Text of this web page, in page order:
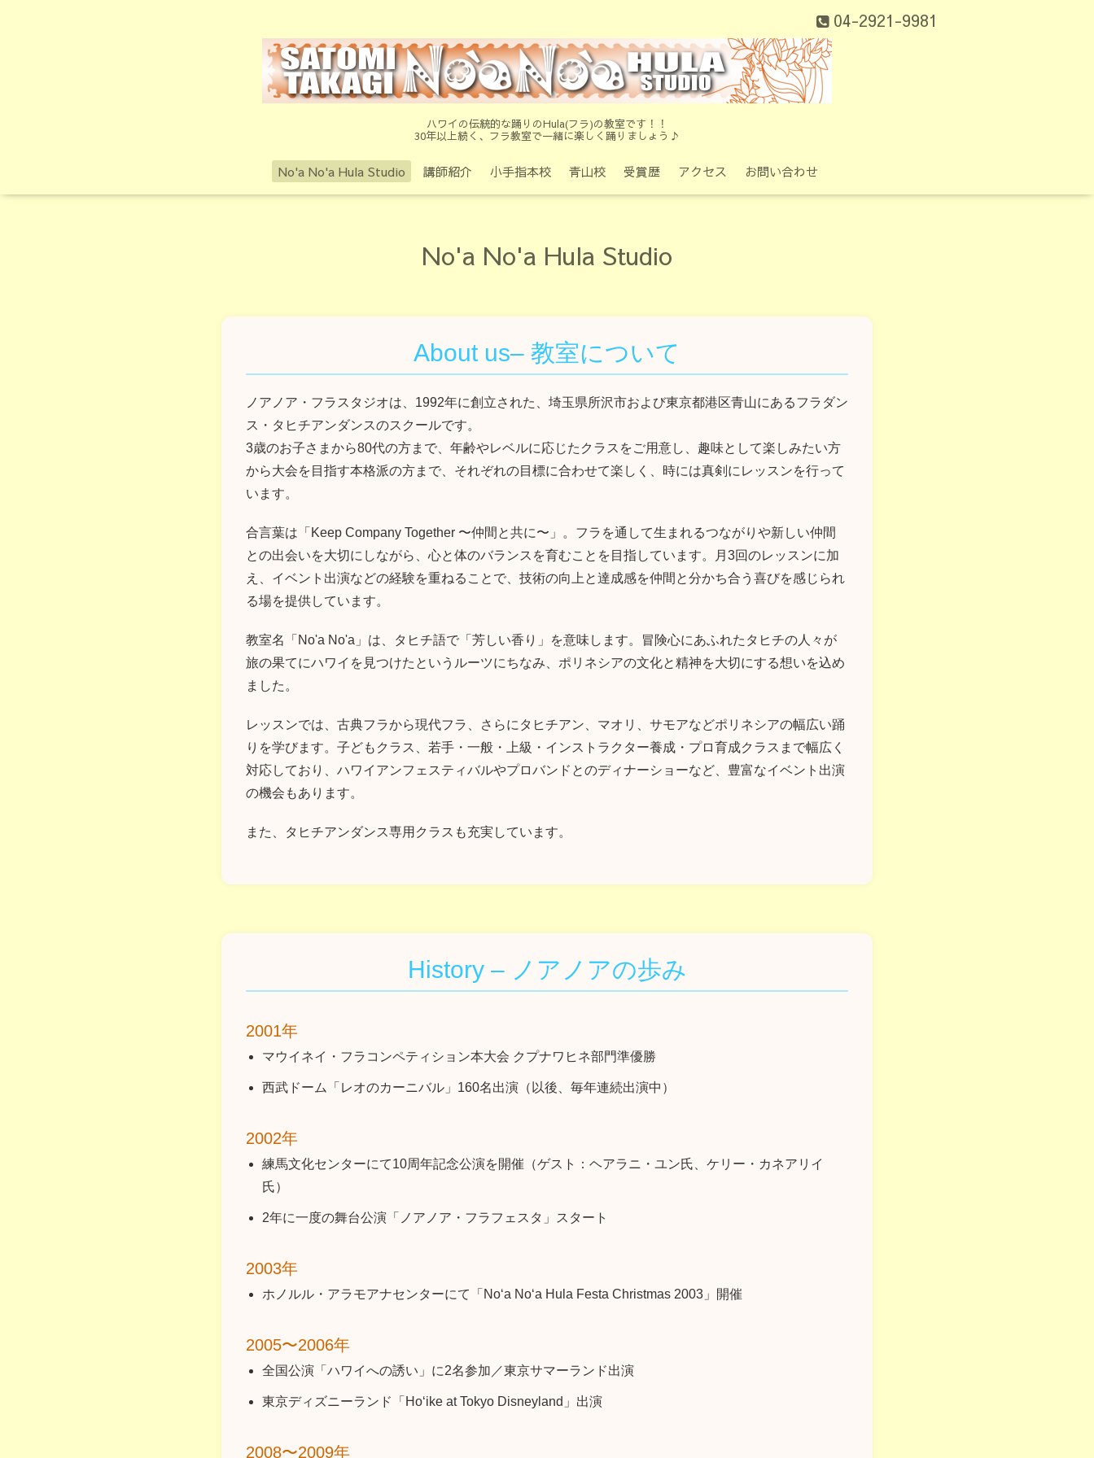
04-2921-9981
ハワイの伝統的な踊りのHula(フラ)の教室です！！
30年以上続く、フラ教室で一緒に楽しく踊りましょう♪
No'a No'a Hula Studio 講師紹介 小手指本校 青山校 受賞歴 アクセス お問い合わせ
No'a No'a Hula Studio
About us– 教室について
ノアノア・フラスタジオは、1992年に創立された、埼玉県所沢市および東京都港区青山にあるフラダン
ス・タヒチアンダンスのスクールです。
3歳のお子さまから80代の方まで、年齢やレベルに応じたクラスをご用意し、趣味として楽しみたい方
から大会を目指す本格派の方まで、それぞれの目標に合わせて楽しく、時には真剣にレッスンを行って
います。
合言葉は「Keep Company Together 〜仲間と共に〜」。フラを通して生まれるつながりや新しい仲間
との出会いを大切にしながら、心と体のバランスを育むことを目指しています。月3回のレッスンに加
え、イベント出演などの経験を重ねることで、技術の向上と達成感を仲間と分かち合う喜びを感じられ
る場を提供しています。
教室名「No'a No'a」は、タヒチ語で「芳しい香り」を意味します。冒険心にあふれたタヒチの人々が
旅の果てにハワイを見つけたというルーツにちなみ、ポリネシアの文化と精神を大切にする想いを込め
ました。
レッスンでは、古典フラから現代フラ、さらにタヒチアン、マオリ、サモアなどポリネシアの幅広い踊
りを学びます。子どもクラス、若手・一般・上級・インストラクター養成・プロ育成クラスまで幅広く
対応しており、ハワイアンフェスティバルやプロバンドとのディナーショーなど、豊富なイベント出演
の機会もあります。
また、タヒチアンダンス専用クラスも充実しています。
History – ノアノアの歩み
2001年
マウイネイ・フラコンペティション本大会 クプナワヒネ部門準優勝
西武ドーム「レオのカーニバル」160名出演（以後、毎年連続出演中）
2002年
練馬文化センターにて10周年記念公演を開催（ゲスト：ヘアラニ・ユン氏、ケリー・カネアリイ
氏）
2年に一度の舞台公演「ノアノア・フラフェスタ」スタート
2003年
ホノルル・アラモアナセンターにて「No‘a No‘a Hula Festa Christmas 2003」開催
2005〜2006年
全国公演「ハワイへの誘い」に2名参加／東京サマーランド出演
東京ディズニーランド「Ho‘ike at Tokyo Disneyland」出演
2008〜2009年